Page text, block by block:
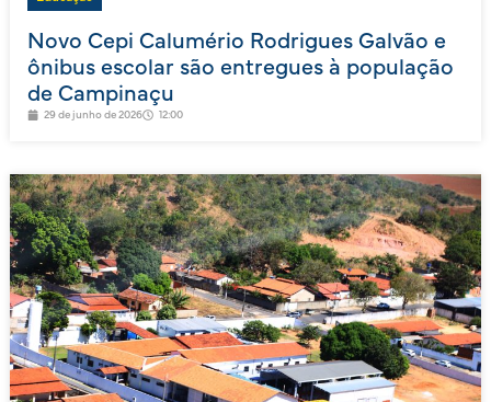
Novo Cepi Calumério Rodrigues Galvão e
ônibus escolar são entregues à população
de Campinaçu
29 de junho de 2026 12:00